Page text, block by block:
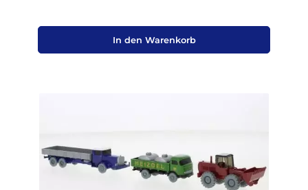
In den Warenkorb